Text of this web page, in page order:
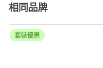
相同品牌
套裝優惠